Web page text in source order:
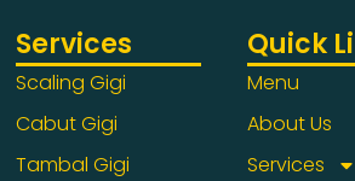
Services
Scaling Gigi
Cabut Gigi
Tambal Gigi
Quick
Menu
About Us
Services